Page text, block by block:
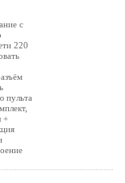
с
220
пульта
+